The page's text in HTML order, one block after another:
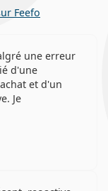
Feefo
une erreur
d'une
et d'un
Je